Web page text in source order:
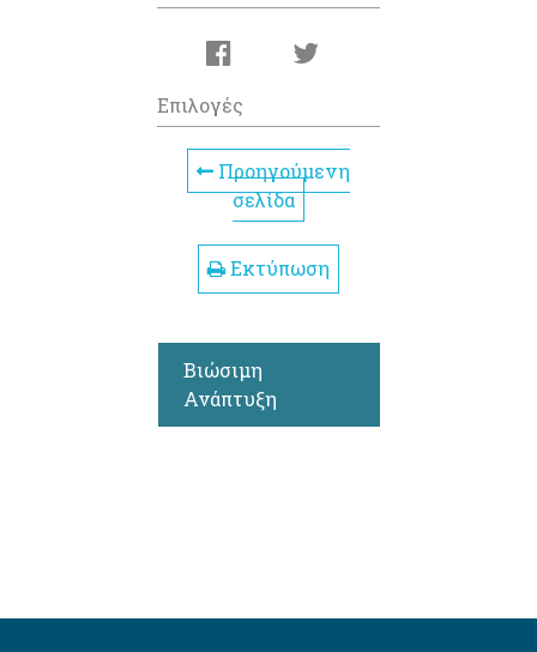
Επιλογές
Προηγούμενη
σελίδα
Εκτύπωση
Βιώσιμη
Ανάπτυξη